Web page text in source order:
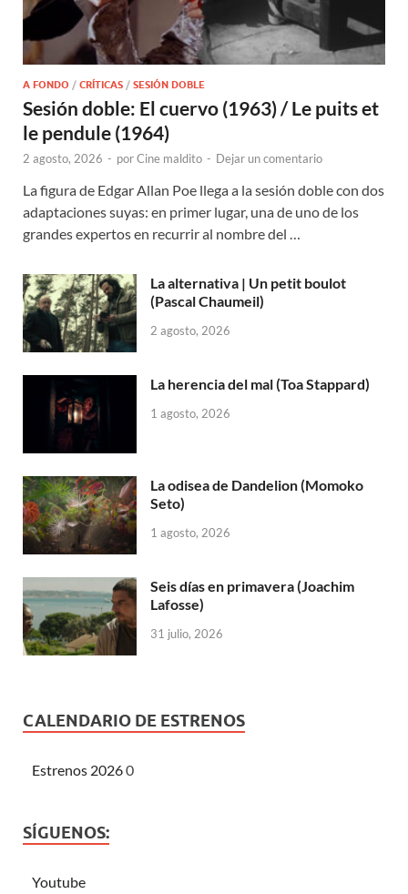
A FONDO / CRÍTICAS / SESIÓN DOBLE
Sesión doble: El cuervo (1963) / Le puits et
le pendule (1964)
2 agosto, 2026 - porCine maldito - Dejar un comentario
La figura de Edgar Allan Poe llega a la sesión doble con dos
adaptaciones suyas: en primer lugar, una de uno de los
grandes expertos en recurrir al nombre del …
La alternativa | Un petit boulot
(Pascal Chaumeil)
2 agosto, 2026
La herencia del mal (Toa Stappard)
1 agosto, 2026
La odisea de Dandelion (Momoko
Seto)
1 agosto, 2026
Seis días en primavera (Joachim
Lafosse)
31 julio, 2026
CALENDARIO DE ESTRENOS
Estrenos 20260
SÍGUENOS:
Youtube